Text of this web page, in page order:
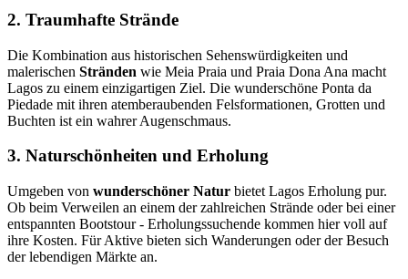
2. Traumhafte Strände
Die Kombination aus historischen Sehenswürdigkeiten und
malerischen Stränden wie Meia Praia und Praia Dona Ana macht
Lagos zu einem einzigartigen Ziel. Die wunderschöne Ponta da
Piedade mit ihren atemberaubenden Felsformationen, Grotten und
Buchten ist ein wahrer Augenschmaus.
3. Naturschönheiten und Erholung
Umgeben von wunderschöner Natur bietet Lagos Erholung pur.
Ob beim Verweilen an einem der zahlreichen Strände oder bei einer
entspannten Bootstour - Erholungssuchende kommen hier voll auf
ihre Kosten. Für Aktive bieten sich Wanderungen oder der Besuch
der lebendigen Märkte an.